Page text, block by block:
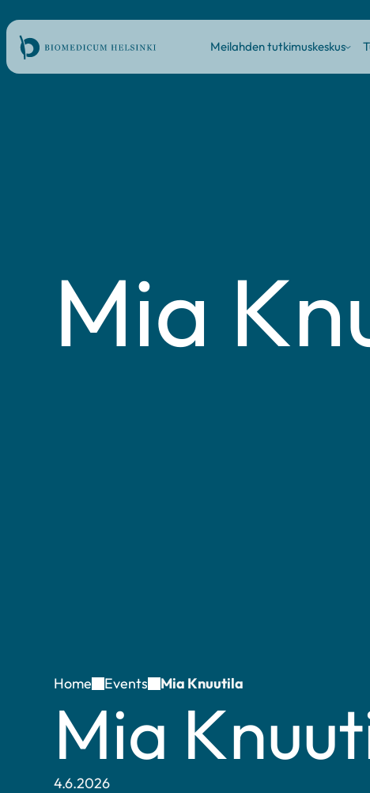
sisältöön
Päävalikko
Meilahden tutkimuskeskusSub
Mia
Home Events Mia Knuutila
Mia
4.6.2026